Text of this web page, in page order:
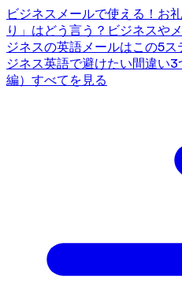
ビジネスメールで使える！お
り」はどう言う？ビジネスや
ジネスの英語メールはこの5ス
ジネス英語で避けたい間違い3
編） すべてを見る